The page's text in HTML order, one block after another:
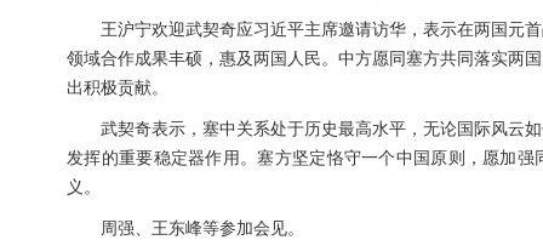
王沪宁欢迎武契奇应习近平主席邀请访华，表示在两国元
领域合作成果丰硕，惠及两国人民。中方愿同塞方共同落实两
出积极贡献。
武契奇表示，塞中关系处于历史最高水平，无论国际风云
发挥的重要稳定器作用。塞方坚定恪守一个中国原则，愿加
义。
周强、王东峰等参加会见。